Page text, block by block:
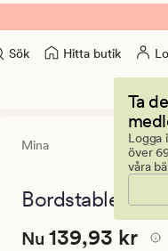
Sök Hitta butik
Ta
Logga
över
våra
Mina
Bordstablett
Nuvarande
Nuvarande pris
Nu 139,93 kr